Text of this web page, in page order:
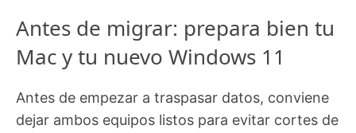
Antes de migrar: prepara bien tu
Mac y tu nuevo Windows 11
Antes de empezar a traspasar datos, conviene
dejar ambos equipos listos para evitar cortes de